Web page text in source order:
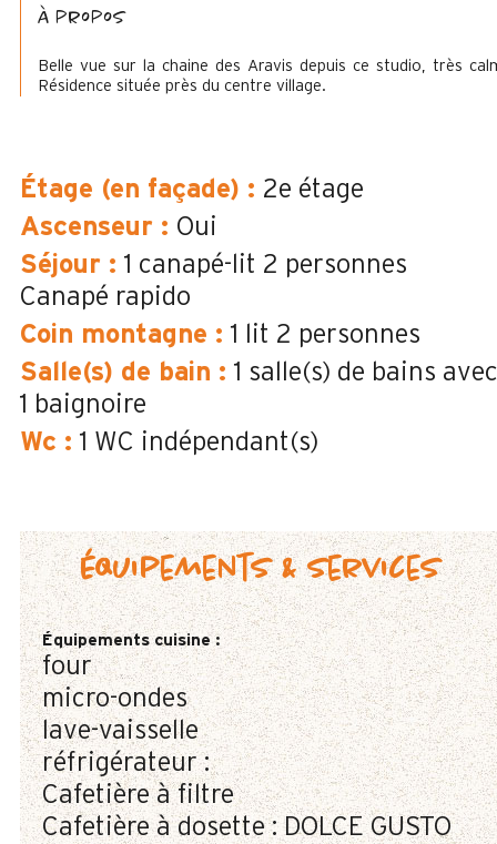
à propos
Belle vue sur la chaine des Aravis depuis ce studio, très
Résidence située près du centre village.
Étage (en façade) : 2e étage
Ascenseur : Oui
Séjour : 1 canapé-lit 2 personnes
Canapé rapido
Coin montagne : 1 lit 2 personnes
Salle(s) de bain : 1 salle(s) de bains avec
1 baignoire
Wc : 1 WC indépendant(s)
Équipements & services
Équipements cuisine:
four
micro-ondes
lave-vaisselle
réfrigérateur :
Cafetière à filtre
Cafetière à dosette : DOLCE GUSTO